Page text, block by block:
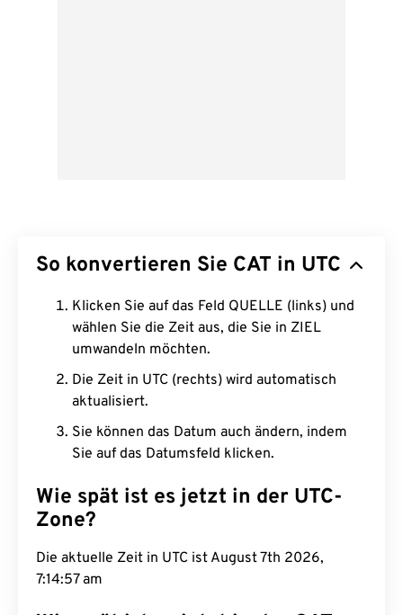
So konvertieren Sie CAT in UTC
Klicken Sie auf das Feld QUELLE (links) und
wählen Sie die Zeit aus, die Sie in ZIEL
umwandeln möchten.
Die Zeit in UTC (rechts) wird automatisch
aktualisiert.
Sie können das Datum auch ändern, indem
Sie auf das Datumsfeld klicken.
Wie spät ist es jetzt in der UTC-
Zone?
Die aktuelle Zeit in UTC ist August 7th 2026,
7:14:58 am